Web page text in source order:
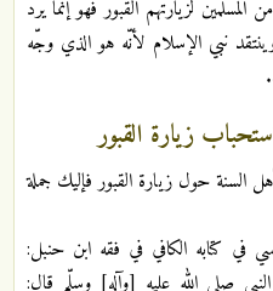
لزيارتهم القبور فهو إنّما يرد
نبي الإسلام لأنّه هو الذي وجّه
زيارة القبور
السنة حول زيارة القبور فإليك جملة
في كتابه الكافي في فقه ابن حنبل:
صلى الله عليه [وآله] وسلّم قال: